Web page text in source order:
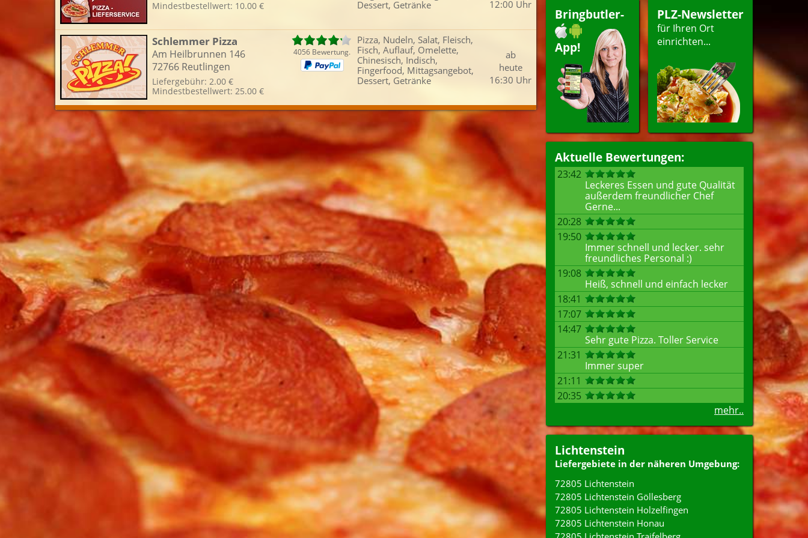
Bringbutler-
App!
PLZ-Newsletter
für Ihren Ort
einrichten...
Aktuelle Bewertungen:
23:42
Leckeres Essen und gute Qualität
außerdem freundlicher Chef
Gerne...
20:28
19:50
Immer schnell und lecker. sehr
freundliches Personal :)
19:08
Heiß, schnell und einfach lecker
18:41
17:07
14:47
Sehr gute Pizza. Toller Service
21:31
Immer super
21:11
20:35
mehr..
Lichtenstein
Liefergebiete in der näheren Umgebung:
72805 Lichtenstein
72805 Lichtenstein Göllesberg
72805 Lichtenstein Holzelfingen
72805 Lichtenstein Honau
Omelette
Mittagsangebot
Liefertermin:
sofort
für um : Uhr bestellen
Mindestbestellwert: 10.00 €
Dessert, Getränke
12:00 Uhr
Schlemmer Pizza
Am Heilbrunnen 146
72766 Reutlingen
Liefergebühr: 2.00 €
Mindestbestellwert: 25.00 €
4056 Bewertung.
Pizza, Nudeln, Salat, Fleisch,
Fisch, Auflauf, Omelette,
Chinesisch, Indisch,
Fingerfood, Mittagsangebot,
Dessert, Getränke
ab
heute
16:30 Uhr